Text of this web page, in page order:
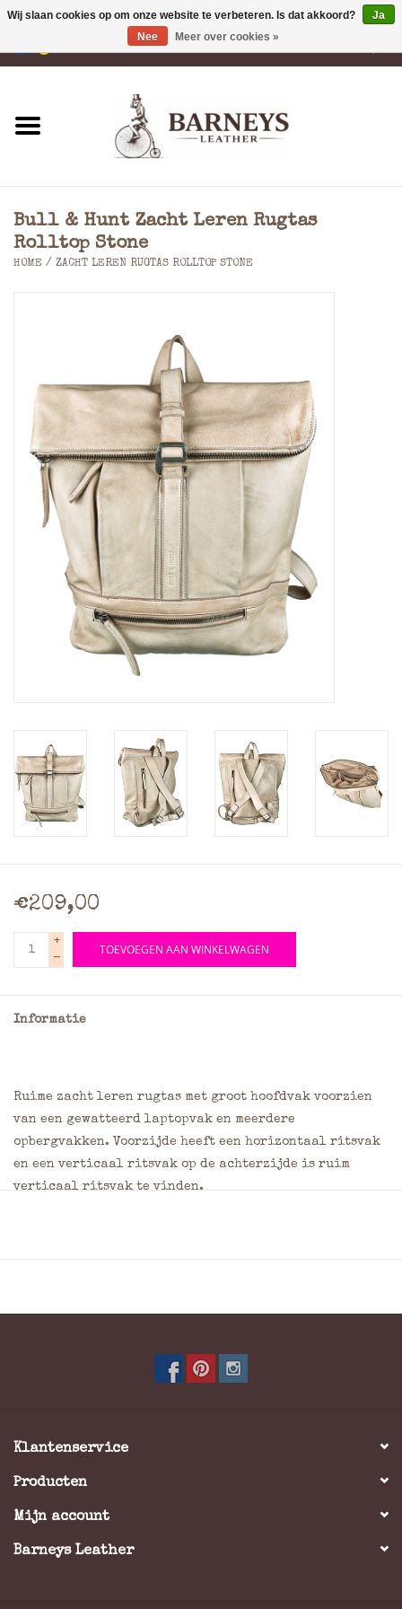
Portemonnees
Rugzakken
Accessoires
Merken
Bull & Hunt Zacht Leren Rugtas
Rolltop Stone
HOME / ZACHT LEREN RUGTAS ROLLTOP STONE
€209,00
+
-
TOEVOEGEN AAN WINKELWAGEN
Informatie
Ruime zacht leren rugtas met groot hoofdvak voorzien
van een gewatteerd laptopvak en meerdere
opbergvakken. Voorzijde heeft een horizontaal ritsvak
en een verticaal ritsvak op de achterzijde is ruim
verticaal ritsvak te vinden.
Klantenservice
Producten
Mijn account
Barneys Leather
Wij slaan cookies op om onze website te verbeteren. Is dat akkoord?
Ja
Nee
Meer over cookies »